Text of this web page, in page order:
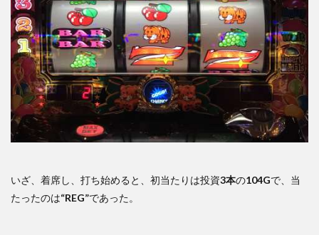
いざ、着席し、打ち始めると、初当たりは投資3本の104Gで、当
たったのは“REG”であった。